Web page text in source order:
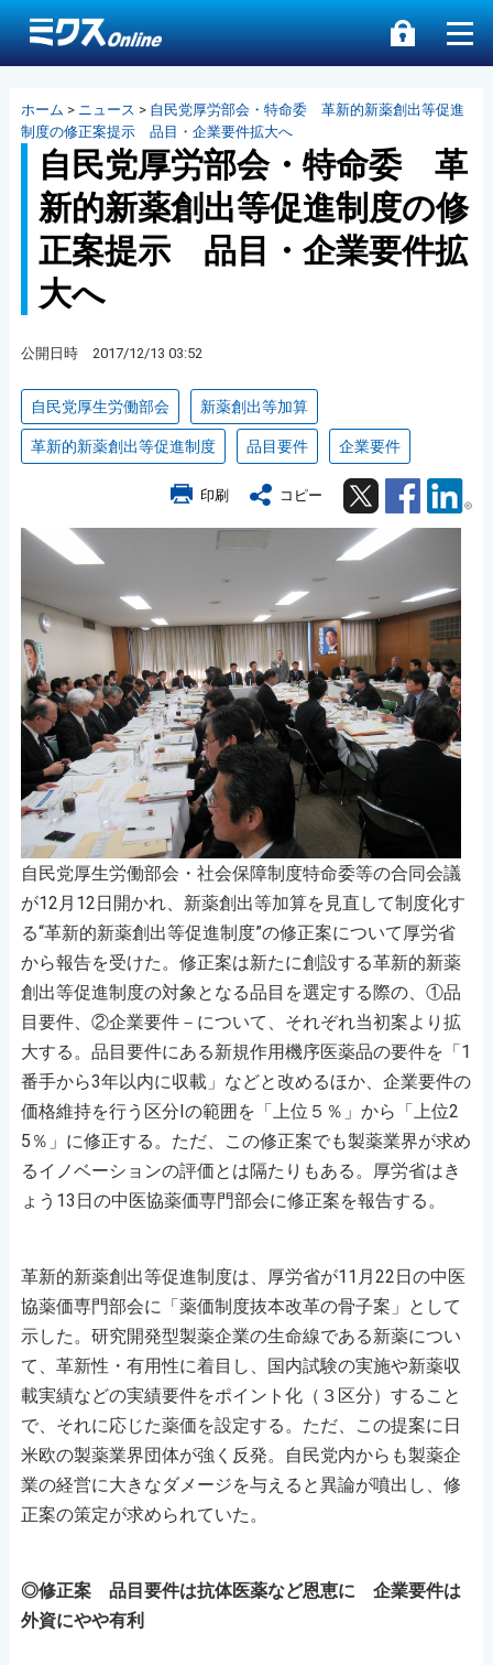
ホーム > ニュース > 自民党厚労部会・特命委 革新的新薬創出等促進
制度の修正案提示 品目・企業要件拡大へ
自民党厚労部会・特命委 革
新的新薬創出等促進制度の修
正案提示 品目・企業要件拡
大へ
公開日時 2017/12/13 03:52
自民党厚生労働部会 新薬創出等加算
革新的新薬創出等促進制度 品目要件 企業要件
印刷 コピー Twitter Facebook
自民党厚生労働部会・社会保障制度特命委等の合同会議
が12月12日開かれ、新薬創出等加算を見直して制度化す
る“革新的新薬創出等促進制度”の修正案について厚労省
から報告を受けた。修正案は新たに創設する革新的新薬
創出等促進制度の対象となる品目を選定する際の、①品
目要件、②企業要件－について、それぞれ当初案より拡
大する。品目要件にある新規作用機序医薬品の要件を「1
番手から3年以内に収載」などと改めるほか、企業要件の
価格維持を行う区分Ⅰの範囲を「上位５％」から「上位2
5％」に修正する。ただ、この修正案でも製薬業界が求め
るイノベーションの評価とは隔たりもある。厚労省はき
ょう13日の中医協薬価専門部会に修正案を報告する。
革新的新薬創出等促進制度は、厚労省が11月22日の中医
協薬価専門部会に「薬価制度抜本改革の骨子案」として
示した。研究開発型製薬企業の生命線である新薬につい
て、革新性・有用性に着目し、国内試験の実施や新薬収
載実績などの実績要件をポイント化（３区分）すること
で、それに応じた薬価を設定する。ただ、この提案に日
米欧の製薬業界団体が強く反発。自民党内からも製薬企
業の経営に大きなダメージを与えると異論が噴出し、修
正案の策定が求められていた。
◎修正案 品目要件は抗体医薬など恩恵に 企業要件は
外資にやや有利